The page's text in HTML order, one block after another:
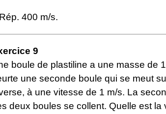
Rép. 400 m/s.
9
boule de plastiline a une masse de
une seconde boule qui se meut
à une vitesse de 1 m/s. La
deux boules se collent. Quelle est la